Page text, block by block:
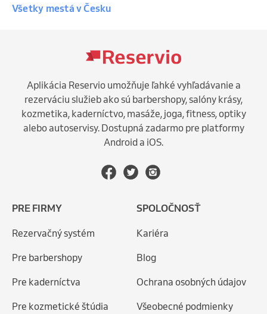
Všetky mestá v Česku
Aplikácia Reservio umožňuje ľahké vyhľadávanie a
rezerváciu služieb ako sú barbershopy, salóny krásy,
kozmetika, kaderníctvo, masáže, joga, fitness, optiky
alebo autoservisy. Dostupná zadarmo pre platformy
Android a iOS.
PRE FIRMY
Rezervačný systém
Pre barbershopy
Pre kaderníctva
Pre kozmetické štúdia
SPOLOČNOSŤ
Kariéra
Blog
Ochrana osobných údajov
Všeobecné podmienky